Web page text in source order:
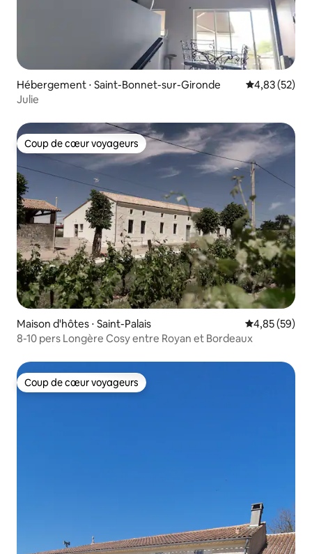
Hébergement ⋅ Saint-Bonnet-sur-Gironde Évaluation
4,83 (52)
Julie
Coup de cœur voyageurs
Coup de cœur voyageurs
Maison d'hôtes ⋅ Saint-Palais Évaluation
4,85 (59)
8-10 pers Longère Cosy entre Royan et Bordeaux
Coup de cœur voyageurs
Coup de cœur voyageurs